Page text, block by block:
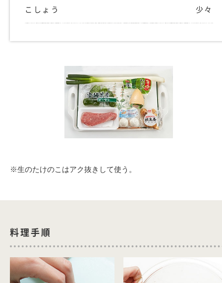
こしょう 少々
※生のたけのこはアク抜きして使う。
料理手順